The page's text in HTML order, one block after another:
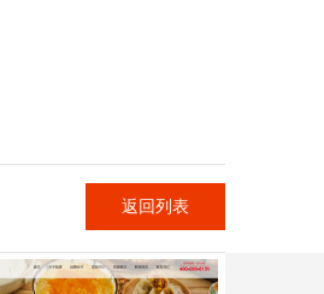
返回列表